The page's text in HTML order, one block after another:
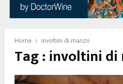
Home involtini di manzo
Tag : involtini di